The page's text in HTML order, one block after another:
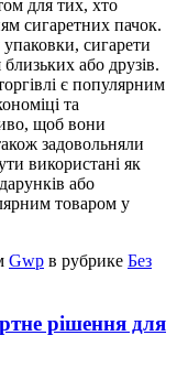
для тих, хто
сигаретних пачок.
упаковки, сигарети
або друзів.
є популярним
та
щоб вони
задовольняли
використані як
або
товаром у
Gwp в рубрике Без
рішення для